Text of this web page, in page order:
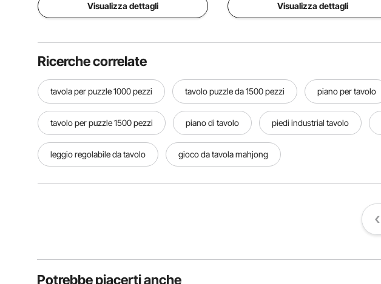
Visualizza dettagli Visualizza dettagli
Ricerche correlate
tavola per puzzle 1000 pezzi tavolo puzzle da 1500 pezzi piano per tavolo
tavolo per puzzle 1500 pezzi piano di tavolo piedi industrial tavolo
leggio regolabile da tavolo gioco da tavola mahjong
Potrebbe piacerti anche